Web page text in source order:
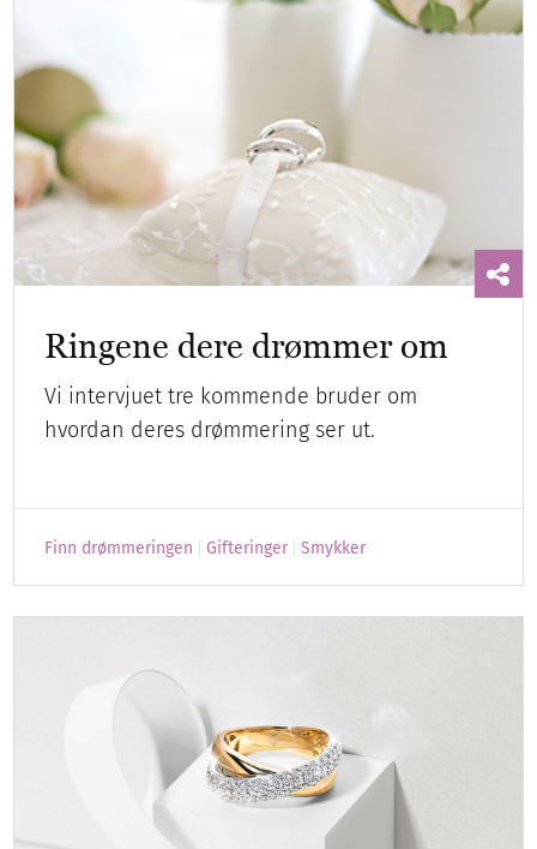
Ringene dere drømmer om
Vi intervjuet tre kommende bruder om
hvordan deres drømmering ser ut.
Finn drømmeringen Gifteringer Smykker